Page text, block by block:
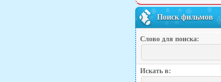
Поиск фильмов
Слово для поиска:
Искать в: